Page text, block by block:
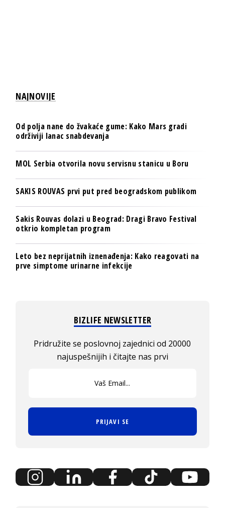
NAJNOVIJE
Od polja nane do žvakaće gume: Kako Mars gradi
održiviji lanac snabdevanja
MOL Serbia otvorila novu servisnu stanicu u Boru
SAKIS ROUVAS prvi put pred beogradskom publikom
Sakis Rouvas dolazi u Beograd: Dragi Bravo Festival
otkrio kompletan program
Leto bez neprijatnih iznenađenja: Kako reagovati na
prve simptome urinarne infekcije
BIZLIFE NEWSLETTER
Pridružite se poslovnoj zajednici od 20000
najuspešnijih i čitajte nas prvi
PRIJAVI SE